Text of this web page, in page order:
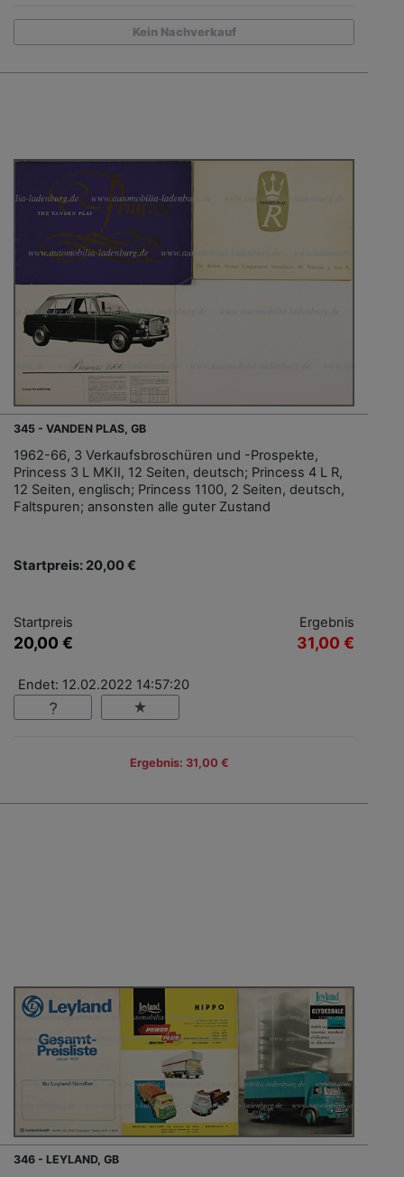
Kein Nachverkauf
345 - VANDEN PLAS, GB
1962-66, 3 Verkaufsbroschüren und -Prospekte,
Princess 3 L MKII, 12 Seiten, deutsch; Princess 4 L R,
12 Seiten, englisch; Princess 1100, 2 Seiten, deutsch,
Faltspuren; ansonsten alle guter Zustand
Startpreis: 20,00 €
Startpreis
20,00 €
Ergebnis
31,00 €
Endet: 12.02.2022 14:57:20
Ergebnis: 31,00 €
346 - LEYLAND, GB